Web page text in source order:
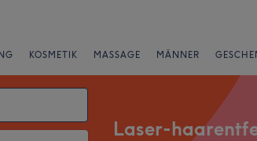
KOSMETIK MASSAGE MÄNNER
Laser-